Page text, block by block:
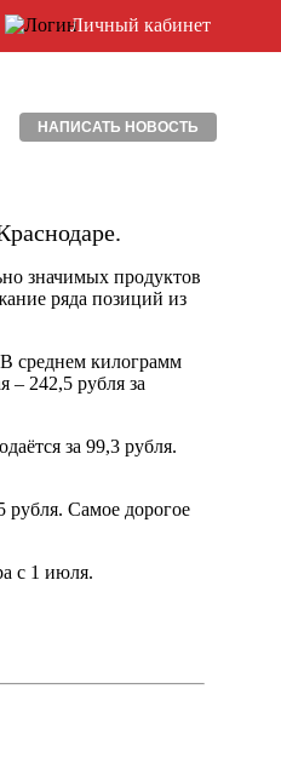
Личный кабинет
НАПИСАТЬ НОВОСТЬ
значимых продуктов
ряда позиций из
среднем килограмм
– 242,5 рубля за
за 99,3 рубля.
рубля. Самое дорогое
с 1 июля.